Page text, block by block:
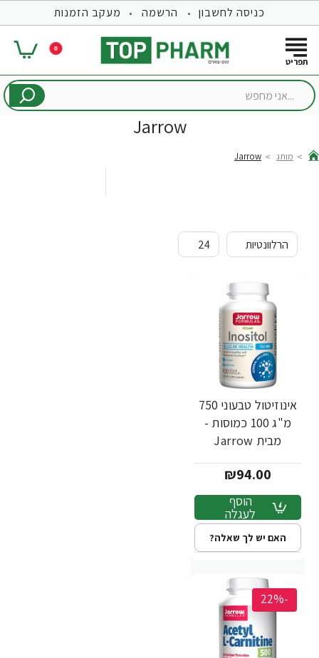
כניסה לחשבון הרשמה מעקב הזמנות
0
...אני
Jarrow
מותג Jarrow
אינוזיטול טבעוני 750
מ"ג 100 כמוסות -
מבית Jarrow
₪94.00
הוסף
לעגלה
האם יש לך שאלה?
-22%